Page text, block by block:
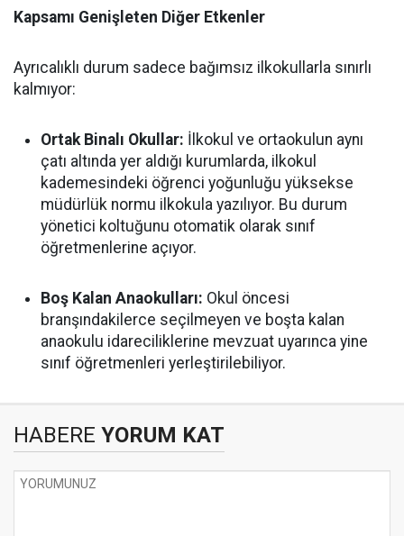
Kapsamı Genişleten Diğer Etkenler
Ayrıcalıklı durum sadece bağımsız ilkokullarla sınırlı
kalmıyor:
Ortak Binalı Okullar: İlkokul ve ortaokulun aynı
çatı altında yer aldığı kurumlarda, ilkokul
kademesindeki öğrenci yoğunluğu yüksekse
müdürlük normu ilkokula yazılıyor. Bu durum
yönetici koltuğunu otomatik olarak sınıf
öğretmenlerine açıyor.
Boş Kalan Anaokulları: Okul öncesi
branşındakilerce seçilmeyen ve boşta kalan
anaokulu idareciliklerine mevzuat uyarınca yine
sınıf öğretmenleri yerleştirilebiliyor.
HABERE YORUM KAT